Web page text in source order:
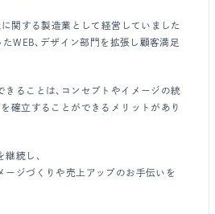
に関する製造業として経営していました
WEB、デザイン部門を拡張し顧客満足
ることは、コンセプトやイメージの統
確立することができるメリットがあり
続し、
ージづくりや売上アップのお手伝いを